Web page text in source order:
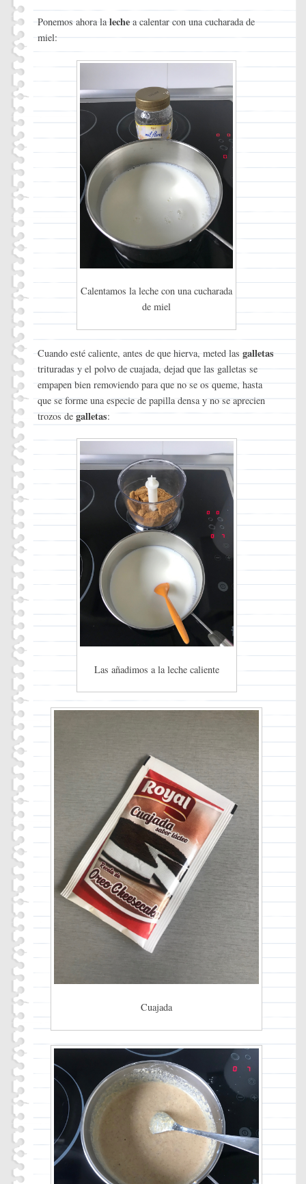
Ponemos ahora laleche a calentar con una cucharada de
miel:
Calentamos la leche con una cucharada
de miel
Cuando esté caliente, antes de que hierva, meted las galletas
trituradas y el polvo de cuajada, dejad que las galletas se
empapen bien removiendo para que no se os queme, hasta
que se forme una especie de papilla densa y no se aprecien
trozos de galletas:
Las añadimos a la leche caliente
Cuajada